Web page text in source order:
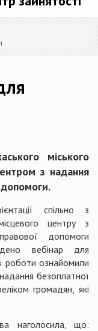
міського
з надання
спільно з
центру з
допомоги
вебінар для
роботи ознайомили
безоплатної
громадян, які
наголосила, що: